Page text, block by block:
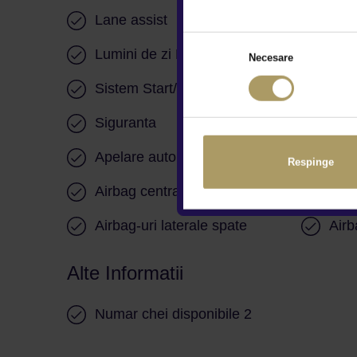
Necesare
Respinge
Lane assist
Lumini de zi LED
Sistem Start/Stop
Siguranta ABS
Apelare automata 112
Airbag central sofer si pasager
Airbag-uri laterale spate
Alte Informatii
Numar chei disponibile 2